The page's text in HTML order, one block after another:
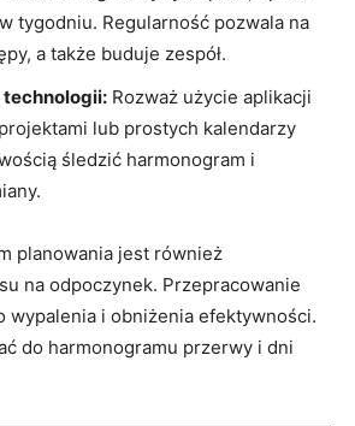
tygodniu. Regularność pozwala na
a także buduje zespół.
Rozważ użycie aplikacji
lub prostych kalendarzy
śledzić harmonogram i
planowania jest również
na odpoczynek. Przepracowanie
wypalenia i obniżenia efektywności.
do harmonogramu przerwy i dni